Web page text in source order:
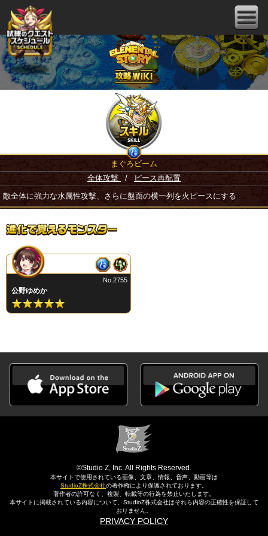
まぐろビーム
全体攻撃
/ ピース再配置
敵全体に強力な水属性攻撃、さらに盤面の横一列を火ピースにする
公野ゆめか
No.2755
©Studio Z, Inc. All Rights Reserved.
本サイトで使用されている画像、文章、情報、音声、動画等は
StudioZ株式会社の著作権により保護されております。
著作者の許可なく、複製、転載等の行為を禁止いたします。
本サイトに掲載されている内容について、StudioZ株式会社はそれら内容の正確性を保証して
おりません。
PRIVACY POLICY